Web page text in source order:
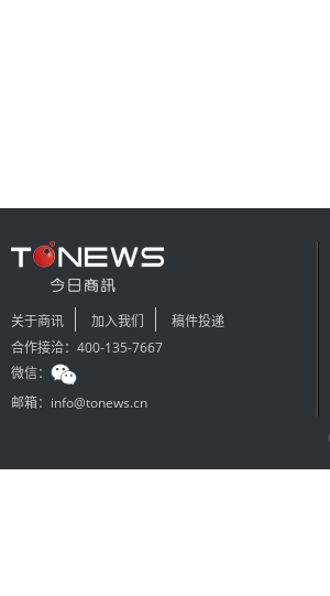
关于商讯 加入我们
稿件投递
合作接洽：400-135-7667
微信：
邮箱：info@tonews.cn